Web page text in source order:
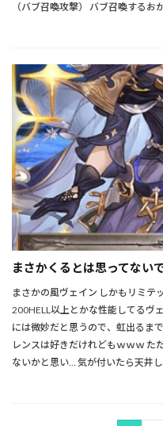
（バブ召喚攻撃） バブ召喚するお
まさかくるとは思ってない
まさかの風ヴェイン しかもリミ
200HELL以上とかな性能してるヴ
には微妙だと思うので、虹出る
レンスは好きだけれどもｗｗｗ た
ないかと思い… 気が付いたら天井